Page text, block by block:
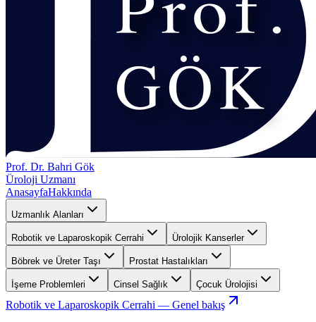
Prof. Dr. Bahri Gök
Üroloji Uzmanı
AnasayfaHakkında
Uzmanlık Alanları
Robotik ve Laparoskopik Cerrahi Ürolojik Kanserler
Böbrek ve Üreter Taşı Prostat Hastalıkları
İşeme Problemleri Cinsel Sağlık Çocuk Ürolojisi
Robotik ve Laparoskopik Cerrahi — Genel bakış